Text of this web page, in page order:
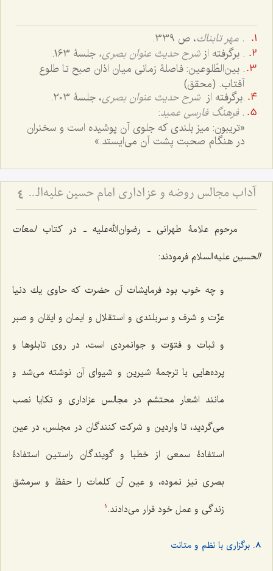
. مهر تابناك، ص 339.
. برگرفته از شرح حدیث عنوان بصری، جلسۀ 163.
. بین‌الطّلوعین: فاصلۀ زمانی میان اذان صبح تا طلوع
آفتاب. (محقق)
.برگرفته از شرح حدیث عنوان بصری، جلسۀ 203.
. فرهنگ فارسی عمید:
«تریبون: میز بلندی که جلوی آن پوشیده است و سخنران
در هنگام صحبت پشت آن می‌ایستد.»
آداب مجالس روضه و عزاداری امام حسین علیه‌السلام - و توصیه‌های بزرگان دربارۀ ماه‌های محرّم و صفر 4
مرحوم علامۀ طهرانی ـ رضوان‌الله‌علیه ـ در کتابلمعات
الحسین علیه السلام فرمودند:
و چه خوب بود فرمایشات آن حضرت كه حاوى‌ یك دنیا
عزّت و شرف و سربلندى و استقلال و ایمان و ایقان و صبر
و ثبات و فتوّت و جوانمردى است، در روى تابلوها و
پرده‌هایى با ترجمۀ شیرین و شیواى آن نوشته مى‌شد و
مانند اشعار محتشم در مجالس عزادارى و تكایا نصب
مى‌گردید، تا واردین و شركت كنندگان در مجلس، در عین
استفادۀ سمعى از خطبا و گویندگان راستین استفادۀ
بصرى نیز نموده، و عین آن كلمات را حفظ و سرمشق
زندگى و عمل خود قرار مى‌دادند. 1
8. برگزاری با نظم و متانت